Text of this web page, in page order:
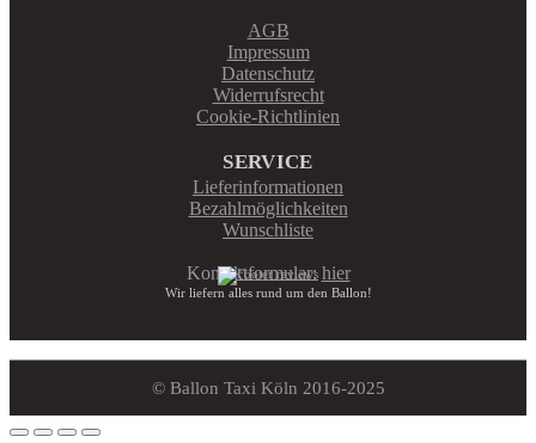
AGB
Impressum
Datenschutz
Widerrufsrecht
Cookie-Richtlinien
SERVICE
Lieferinformationen
Bezahlmöglichkeiten
Wunschliste
Kontaktformular:hier
Wir liefern alles rund um den Ballon!
© Ballon Taxi Köln 2016-2025